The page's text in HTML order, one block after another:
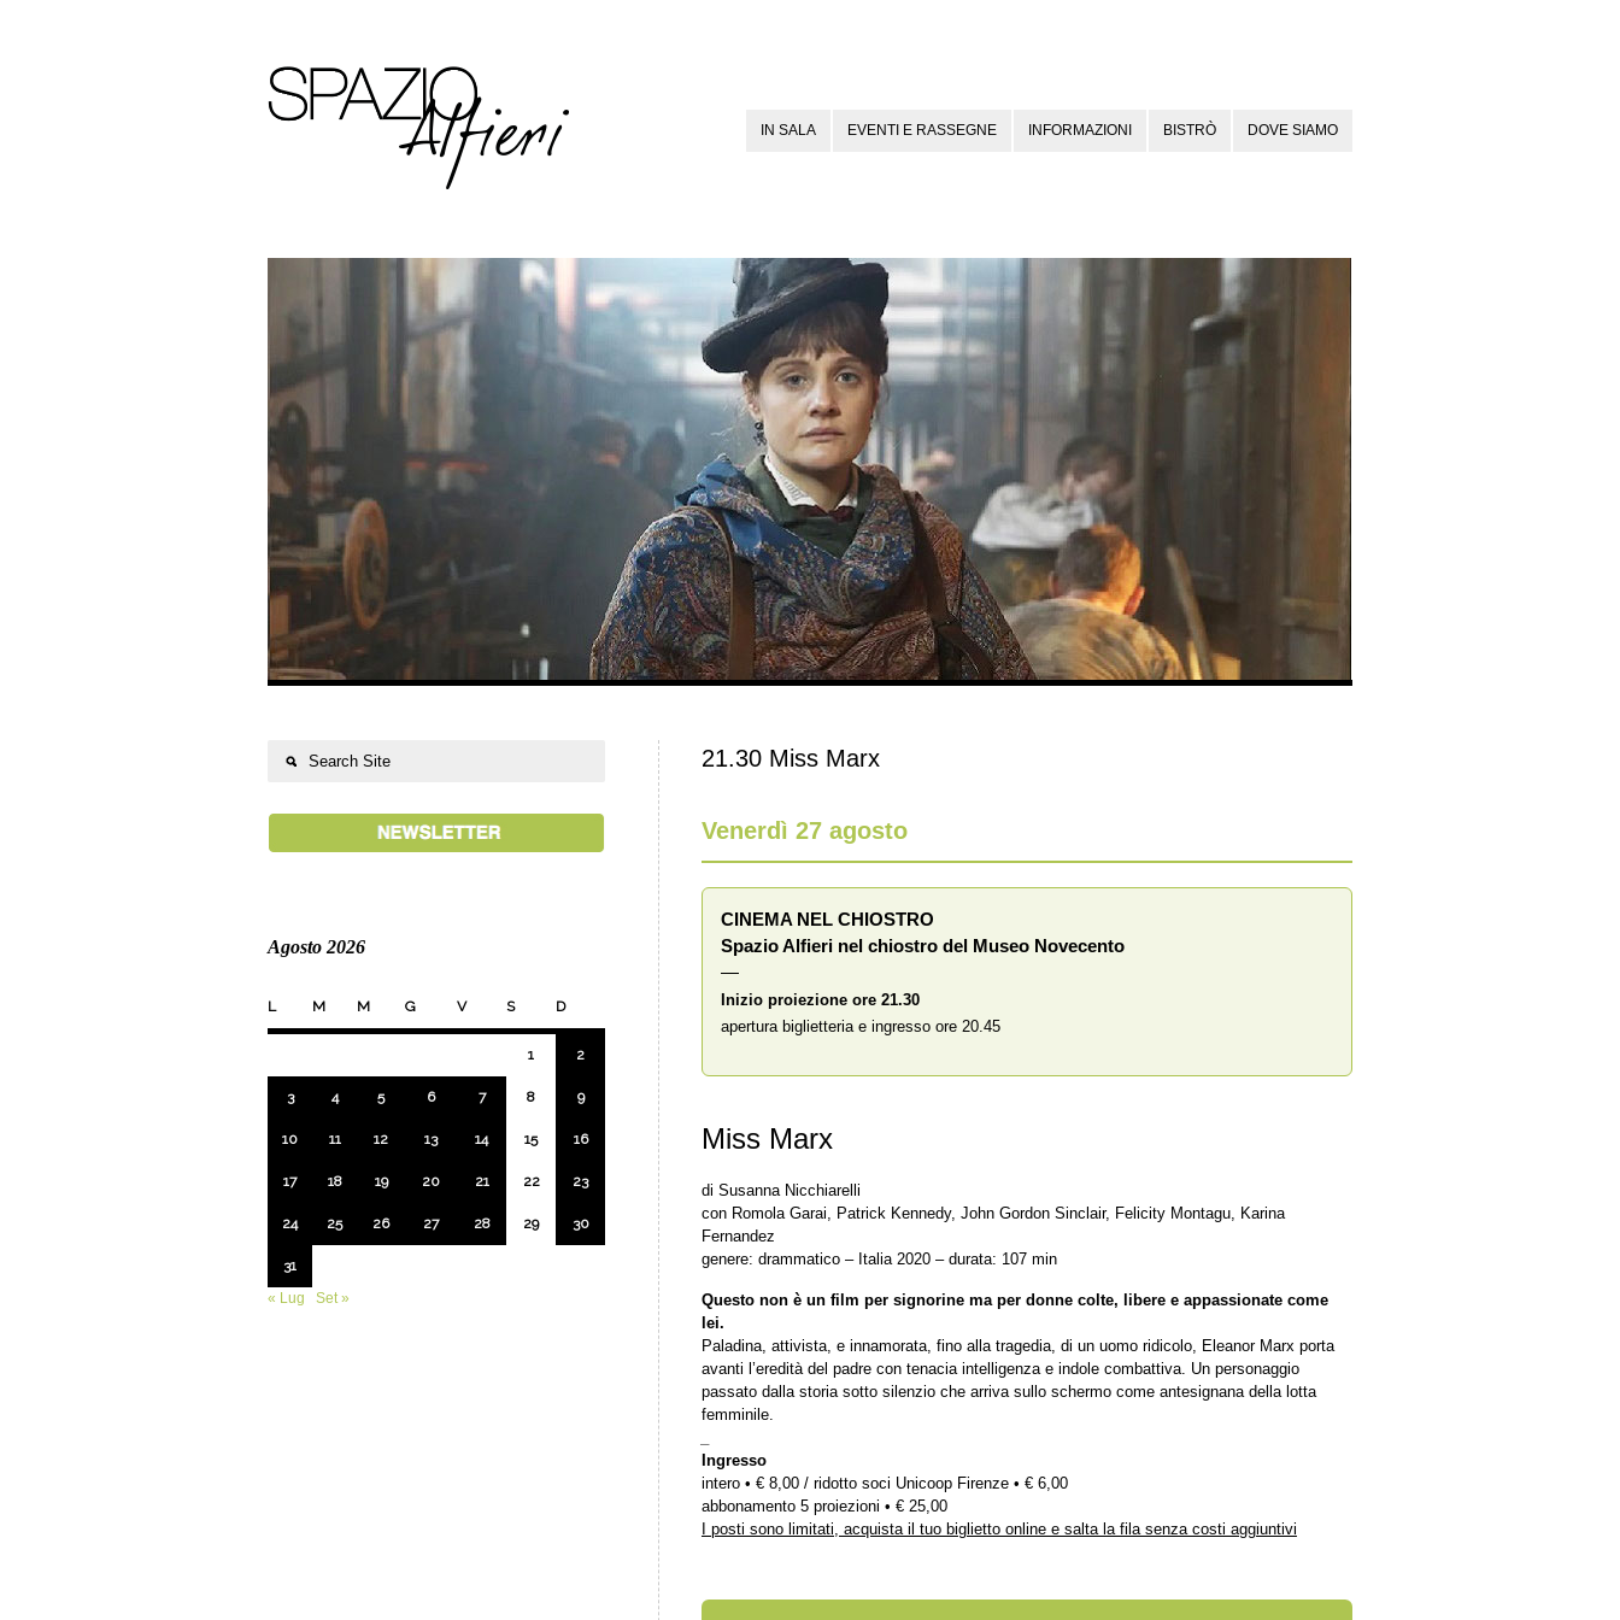
IN SALA EVENTI E RASSEGNE INFORMAZIONI BISTRÒ DOVE SIAMO
21.30 Miss Marx
Venerdì 27 agosto
CINEMA NEL CHIOSTRO
Spazio Alfieri nel chiostro del Museo Novecento
—
Inizio proiezione ore 21.30
apertura biglietteria e ingresso ore 20.45
Miss Marx
di Susanna Nicchiarelli
con Romola Garai, Patrick Kennedy, John Gordon Sinclair, Felicity Montagu, Karina
Fernandez
genere: drammatico – Italia 2020 – durata: 107 min
Questo non è un film per signorine ma per donne colte, libere e appassionate come
lei.
Paladina, attivista, e innamorata, fino alla tragedia, di un uomo ridicolo, Eleanor Marx porta
avanti l’eredità del padre con tenacia intelligenza e indole combattiva. Un personaggio
passato dalla storia sotto silenzio che arriva sullo schermo come antesignana della lotta
femminile.
Ingresso
intero • € 8,00 / ridotto soci Unicoop Firenze • € 6,00
abbonamento 5 proiezioni • € 25,00
I posti sono limitati, acquista il tuo biglietto online e salta la fila senza costi aggiuntivi
Agosto 2026
L M M G V S D
1 2
3 4 5 6 7 8 9
10 11 12 13 14 15 16
17 18 19 20 21 22 23
24 25 26 27 28 29 30
31
« Lug
Set »